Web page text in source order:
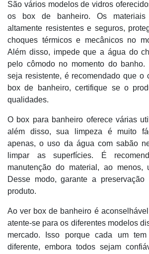
São vários modelos de vidros
os box de banheiro. Os materiais
altamente resistentes e seguros,
choques térmicos e mecânicos no
Além disso, impede que a água do
pelo cômodo no momento do banho.
seja resistente, é recomendado que o
box de banheiro, certifique se o
qualidades.
O box para banheiro oferece várias
além disso, sua limpeza é muito
apenas, o uso da água com sabão
limpar as superfícies. É
manutenção do material, ao menos,
Desse modo, garante a
produto.
Ao ver box de banheiro é
atente-se para os diferentes modelos
mercado. Isso porque cada um
diferente, embora todos sejam